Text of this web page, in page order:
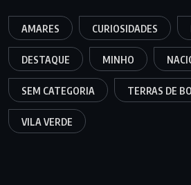
AMARES CURIOSIDADES
DESTAQUE MINHO
SEM CATEGORIA TERRAS DE
VILA VERDE